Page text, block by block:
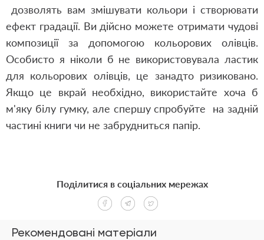
дозволять вам змішувати кольори і створювати
ефект градації. Ви дійсно можете отримати чудові
композиції за допомогою кольорових олівців.
Особисто я ніколи б не використовувала ластик
для кольорових олівців, це занадто ризиковано.
Якщо це вкрай необхідно, використайте хоча б
м'яку білу гумку, але спершу спробуйте на задній
частині книги чи не забрудниться папір.
Рекомендовані матеріали
Поділитися в соціальних мережах